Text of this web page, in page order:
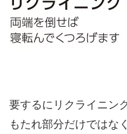
要するにリクライニン
もたれ部分だけではな